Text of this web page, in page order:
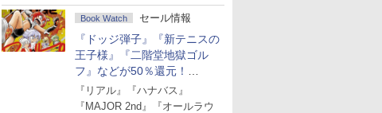
Book Watch セール情報
『ドッジ弾子』『新テニスの
王子様』『二階堂地獄ゴル
フ』などが50％還元！
Amazonマンガ週末セール
『リアル』『ハナバス』
『MAJOR 2nd』『オールラウ